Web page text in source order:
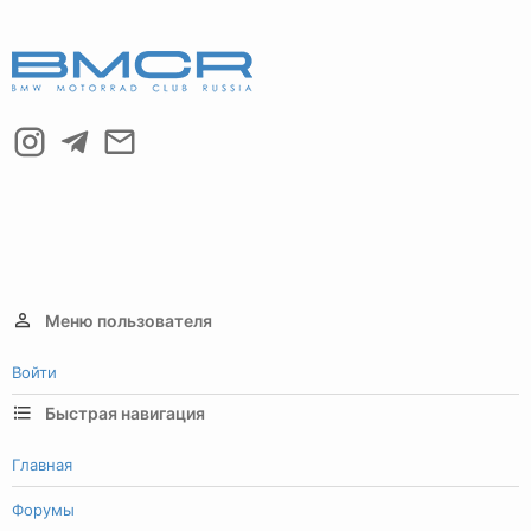
Меню пользователя
Войти
Быстрая навигация
Главная
Форумы